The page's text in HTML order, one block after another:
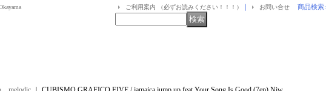
ご利用案内 （必ずお読みください！！！） ｜ お問い合せ 商品検索: